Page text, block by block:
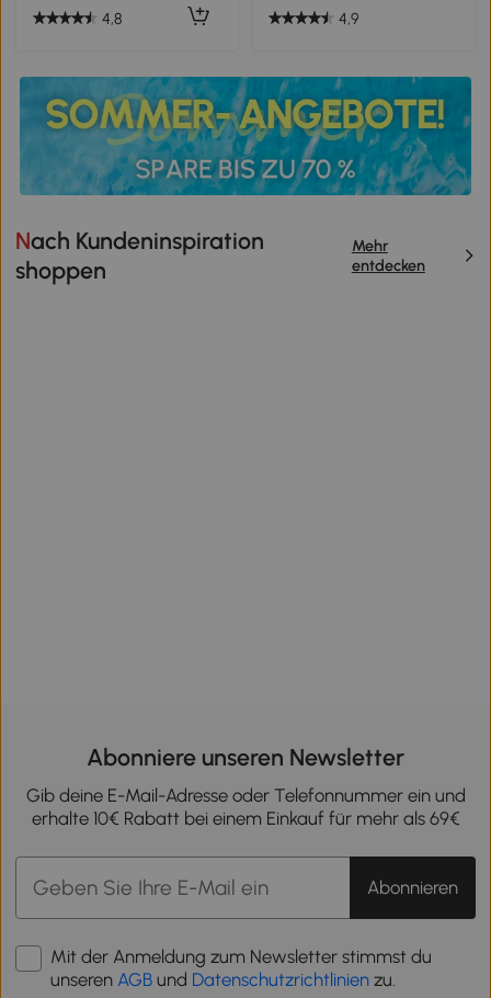
4,8 4,9
Nach Kundeninspiration
shoppen
Mehr
entdecken
Abonniere unseren Newsletter
Gib deine E-Mail-Adresse oder Telefonnummer ein und
erhalte 10€ Rabatt bei einem Einkauf für mehr als 69€
Abonnieren
Mit der Anmeldung zum Newsletter stimmst du
unseren AGB und Datenschutzrichtlinien zu.